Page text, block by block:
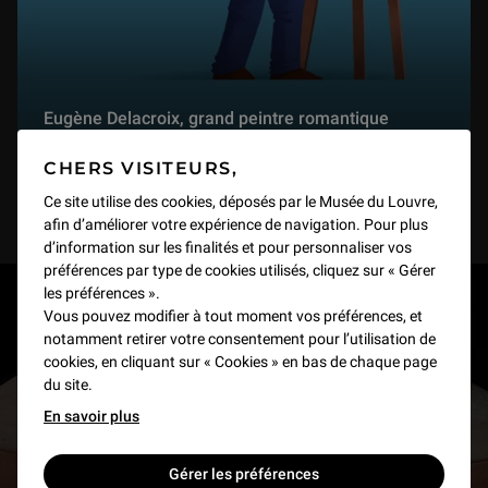
CHERS VISITEURS,
Ce site utilise des cookies, déposés par le Musée du Louvre,
afin d’améliorer votre expérience de navigation. Pour plus
d’information sur les finalités et pour personnaliser vos
préférences par type de cookies utilisés, cliquez sur « Gérer
les préférences ».
Vous pouvez modifier à tout moment vos préférences, et
notamment retirer votre consentement pour l’utilisation de
cookies, en cliquant sur « Cookies » en bas de chaque page
du site.
En savoir plus
Gérer les préférences
Eugène Delacroix, grand peintre romantique
RESTONS EN CONTACT
Recevez des nouvelles du Louvre selon vos goûts
Inscrivez-vous